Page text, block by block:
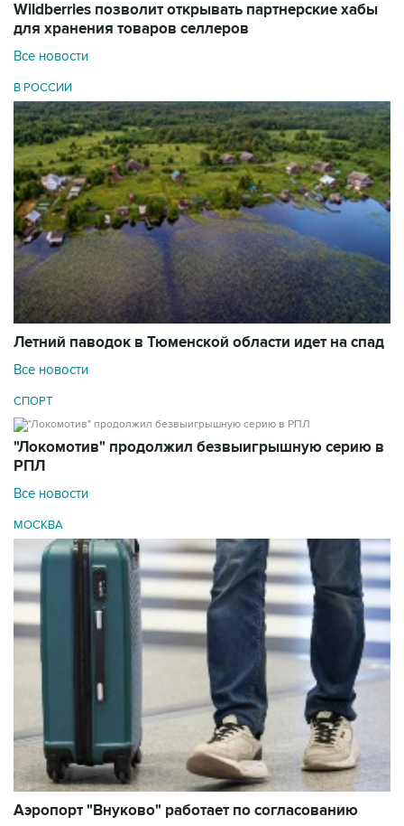
Wildberries позволит открывать партнерские хабы
для хранения товаров селлеров
Все новости
В РОССИИ
Летний паводок в Тюменской области идет на спад
Все новости
СПОРТ
"Локомотив" продолжил безвыигрышную серию в
РПЛ
Все новости
МОСКВА
Аэропорт "Внуково" работает по согласованию